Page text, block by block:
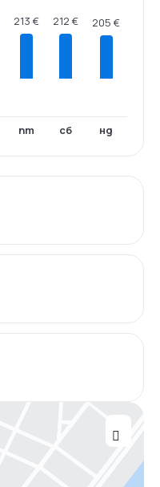
213 €
пт
212 €
сб
205 €
нд